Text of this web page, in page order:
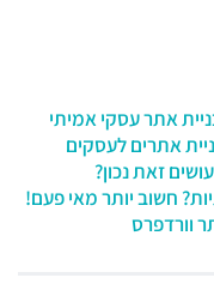
זאת נכון?
חשוב יותר מאי פעם!
וורדפרס